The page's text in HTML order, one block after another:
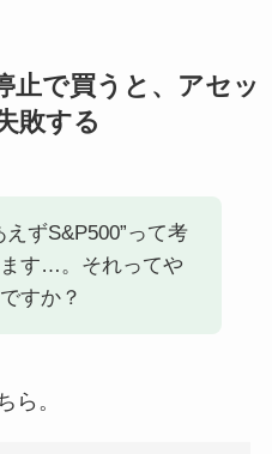
で買うと、アセッ
敗する
えずS&P500”って考
す…。それってや
すか？
ら。